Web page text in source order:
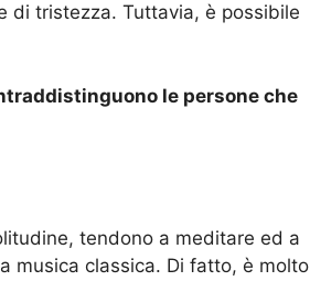
di tristezza. Tuttavia, è possibile
le persone che
tendono a meditare ed a
musica classica. Di fatto, è molto